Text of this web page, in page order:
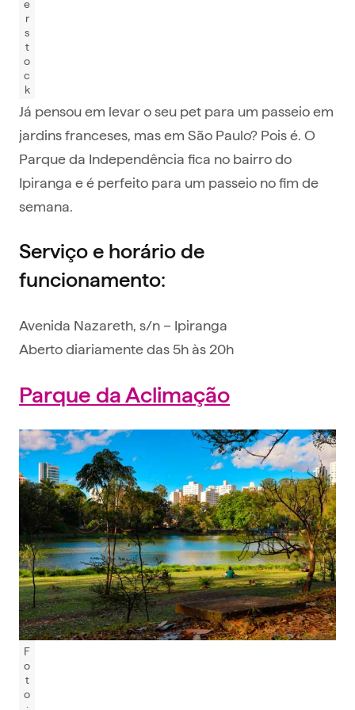
r
s
t
o
c
k
Já pensou em levar o seu pet para um passeio em
jardins franceses, mas em São Paulo? Pois é. O
Parque da Independência fica no bairro do
Ipiranga e é perfeito para um passeio no fim de
semana.
Serviço e horário de
funcionamento:
Avenida Nazareth, s/n – Ipiranga
Aberto diariamente das 5h às 20h
Parque da Aclimação
F
o
t
o